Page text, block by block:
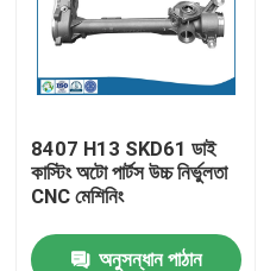
আমাদের সম্পর্কে
মান নিয়ন্ত্রণ
আমাদের সাথে যোগাযোগ করুন
8407 H13 SKD61 ডাই
কাস্টিং অটো পার্টস উচ্চ নির্ভুলতা
CNC মেশিনিং
অনুসন্ধান পাঠান